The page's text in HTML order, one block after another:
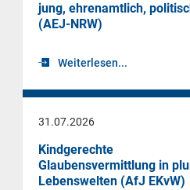
jung, ehrenamtlich,
(AEJ-NRW)
Weiterlesen...
31.07.2026
Kindgerechte
Glaubensvermittlung in
Lebenswelten (AfJ EKvW)